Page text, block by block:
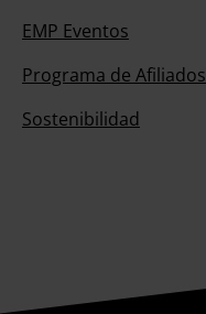
EMP Eventos
Programa de Afiliados
Sostenibilidad